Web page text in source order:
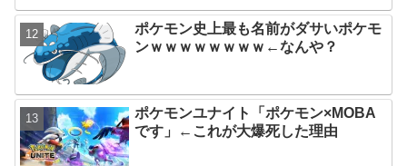
ポケモン史上最も名前がダサいポケモ
ンｗｗｗｗｗｗｗｗ←なんや？
ポケモンユナイト「ポケモン×MOBA
です」←これが大爆死した理由